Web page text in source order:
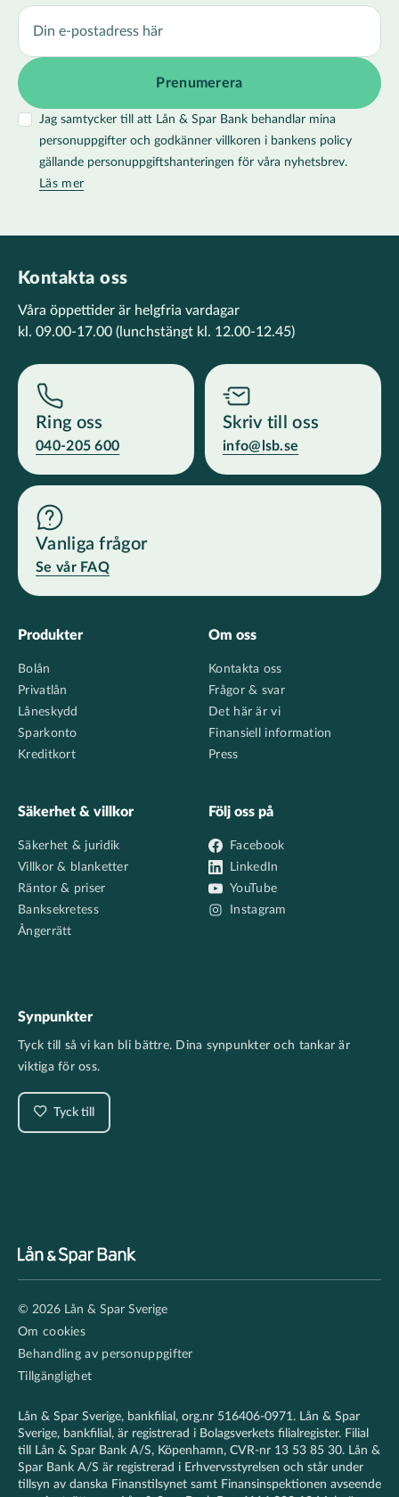
Jag samtycker till att Lån & Spar Bank behandlar mina
personuppgifter och godkänner villkoren i bankens policy
gällande personuppgiftshanteringen för våra nyhetsbrev.
Läs mer
Kontakta oss
Våra öppettider är helgfria vardagar
kl. 09.00-17.00 (lunchstängt kl. 12.00-12.45)
Ring oss
040-205 600
Skriv till oss
info@lsb.se
Vanliga frågor
Se vår FAQ
Footer
Produkter
Bolån
Privatlån
Låneskydd
Sparkonto
Kreditkort
Om oss
Kontakta oss
Frågor & svar
Det här är vi
Finansiell information
Press
Säkerhet & villkor
Säkerhet & juridik
Villkor & blanketter
Räntor & priser
Banksekretess
Ångerrätt
Följ oss på
Facebook
LinkedIn
YouTube
Instagram
Synpunkter
Tyck till så vi kan bli bättre. Dina synpunkter och tankar är
viktiga för oss.
Tyck till
secondary
© 2026 Lån & Spar Sverige
Om cookies
Behandling av personuppgifter
Tillgänglighet
Lån & Spar Sverige, bankfilial, org.nr 516406-0971. Lån & Spar
Sverige, bankfilial, är registrerad i Bolagsverkets filialregister. Filial
till Lån & Spar Bank A/S, Köpenhamn, CVR-nr 13 53 85 30. Lån &
Spar Bank A/S är registrerad i Erhvervsstyrelsen och står under
tillsyn av danska Finanstilsynet samt Finansinspektionen avseende